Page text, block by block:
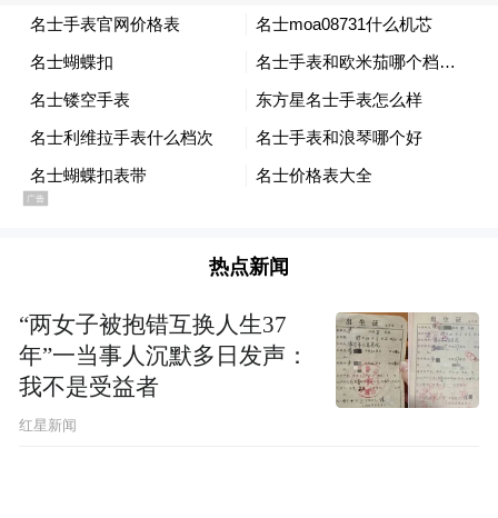
热点新闻
“两女子被抱错互换人生37
年”一当事人沉默多日发声：
我不是受益者
红星新闻